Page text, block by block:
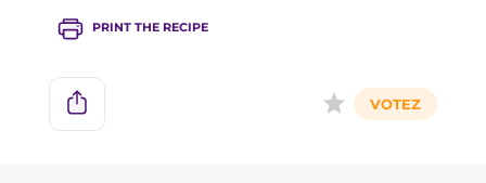
PRINT THE RECIPE